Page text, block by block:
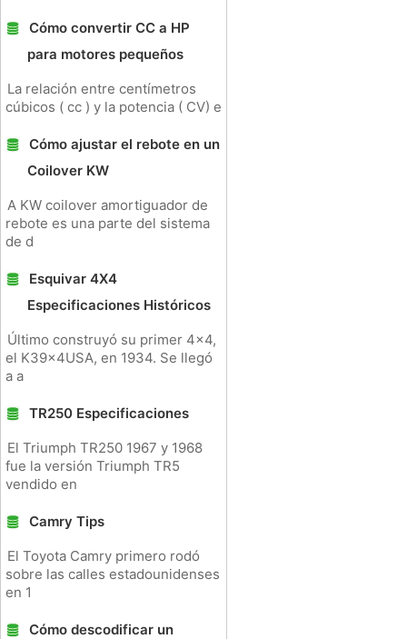
Cómo convertir CC a HP
para motores pequeños
La relación entre centímetros
cúbicos ( cc ) y la potencia ( CV) e
Cómo ajustar el rebote en un
Coilover KW
A KW coilover amortiguador de
rebote es una parte del sistema
de d
Esquivar 4X4
Especificaciones Históricos
Último construyó su primer 4x4,
el K39x4USA, en 1934. Se llegó
a a
TR250 Especificaciones
El Triumph TR250 1967 y 1968
fue la versión Triumph TR5
vendido en
Camry Tips
El Toyota Camry primero rodó
sobre las calles estadounidenses
en 1
Cómo descodificar un